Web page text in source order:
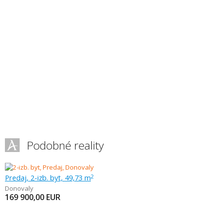
Podobné reality
Predaj, 2-izb. byt, 49,73 m2
Donovaly
169 900,00 EUR